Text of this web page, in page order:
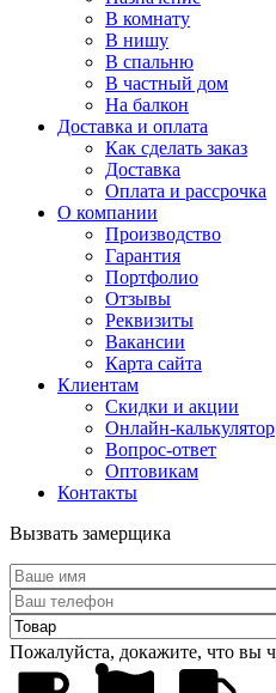
В комнату
В нишу
В спальню
В частный дом
На балкон
Доставка и оплата
Как сделать заказ
Доставка
Оплата и рассрочка
О компании
Производство
Гарантия
Портфолио
Отзывы
Реквизиты
Вакансии
Карта сайта
Клиентам
Скидки и акции
Онлайн-калькулятор
Вопрос-ответ
Оптовикам
Контакты
Вызвать замерщика
Пожалуйста, докажите, что вы